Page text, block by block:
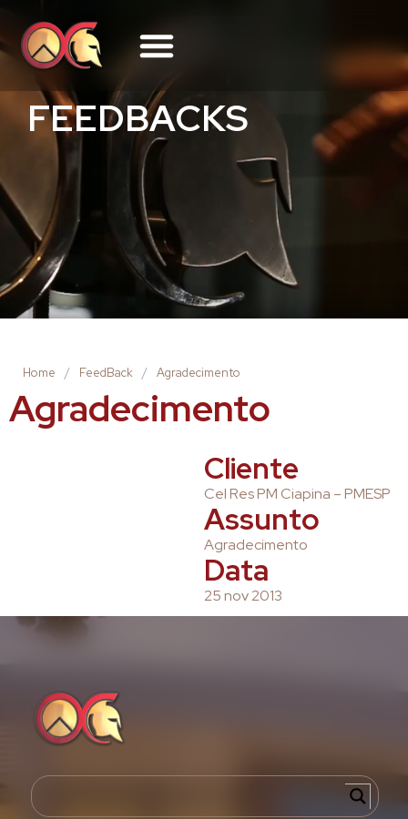
FEEDBACKS
Home / FeedBack / Agradecimento
Agradecimento
Cliente
Cel Res PM Ciapina – PMESP
Assunto
Agradecimento
Data
25 nov 2013